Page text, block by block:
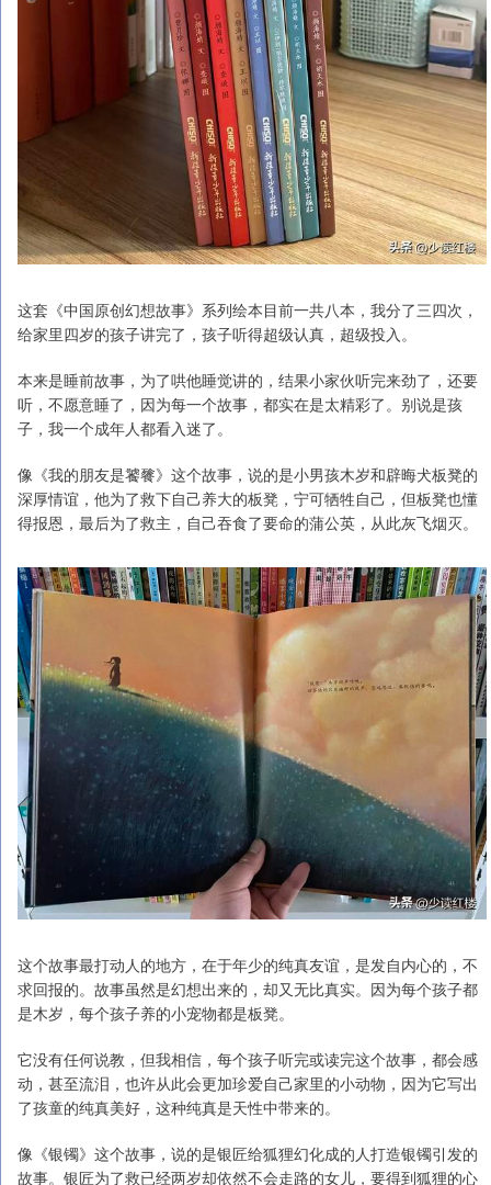
这套《中国原创幻想故事》系列绘本目前一共八本，我分了三四次，
给家里四岁的孩子讲完了，孩子听得超级认真，超级投入。
本来是睡前故事，为了哄他睡觉讲的，结果小家伙听完来劲了，还要
听，不愿意睡了，因为每一个故事，都实在是太精彩了。别说是孩
子，我一个成年人都看入迷了。
像《我的朋友是饕餮》这个故事，说的是小男孩木岁和辟晦犬板凳的
深厚情谊，他为了救下自己养大的板凳，宁可牺牲自己，但板凳也懂
得报恩，最后为了救主，自己吞食了要命的蒲公英，从此灰飞烟灭。
这个故事最打动人的地方，在于年少的纯真友谊，是发自内心的，不
求回报的。故事虽然是幻想出来的，却又无比真实。因为每个孩子都
是木岁，每个孩子养的小宠物都是板凳。
它没有任何说教，但我相信，每个孩子听完或读完这个故事，都会感
动，甚至流泪，也许从此会更加珍爱自己家里的小动物，因为它写出
了孩童的纯真美好，这种纯真是天性中带来的。
像《银镯》这个故事，说的是银匠给狐狸幻化成的人打造银镯引发的
故事。银匠为了救已经两岁却依然不会走路的女儿，要得到狐狸的心